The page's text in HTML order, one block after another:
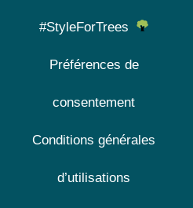
#StyleForTrees
Préférences de
consentement
Conditions générales
d’utilisations